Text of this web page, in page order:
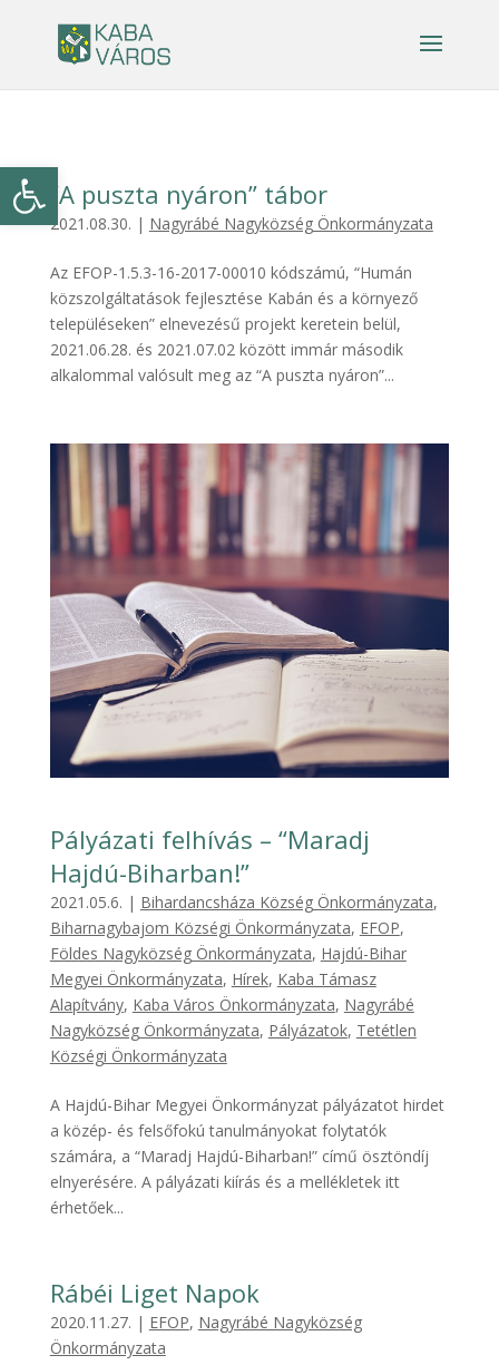
Eszköztár megnyitása
“A puszta nyáron” tábor
2021.08.30. | Nagyrábé Nagyközség Önkormányzata
Az EFOP-1.5.3-16-2017-00010 kódszámú, “Humán
közszolgáltatások fejlesztése Kabán és a környező
településeken” elnevezésű projekt keretein belül,
2021.06.28. és 2021.07.02 között immár második
alkalommal valósult meg az “A puszta nyáron”...
Pályázati felhívás – “Maradj
Hajdú-Biharban!”
2021.05.6. | Bihardancsháza Község Önkormányzata,
Biharnagybajom Községi Önkormányzata, EFOP,
Földes Nagyközség Önkormányzata, Hajdú-Bihar
Megyei Önkormányzata, Hírek, Kaba Támasz
Alapítvány, Kaba Város Önkormányzata, Nagyrábé
Nagyközség Önkormányzata, Pályázatok, Tetétlen
Községi Önkormányzata
A Hajdú-Bihar Megyei Önkormányzat pályázatot hirdet
a közép- és felsőfokú tanulmányokat folytatók
számára, a “Maradj Hajdú-Biharban!” című ösztöndíj
elnyerésére. A pályázati kiírás és a mellékletek itt
érhetőek...
Rábéi Liget Napok
2020.11.27. | EFOP, Nagyrábé Nagyközség
Önkormányzata